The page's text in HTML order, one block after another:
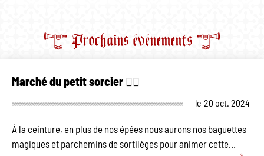
Prochains événements
Marché du petit sorcier 🧙‍♂️
le 20 oct. 2024
À la ceinture, en plus de nos épées nous aurons nos baguettes
magiques et parchemins de sortilèges pour animer cette…